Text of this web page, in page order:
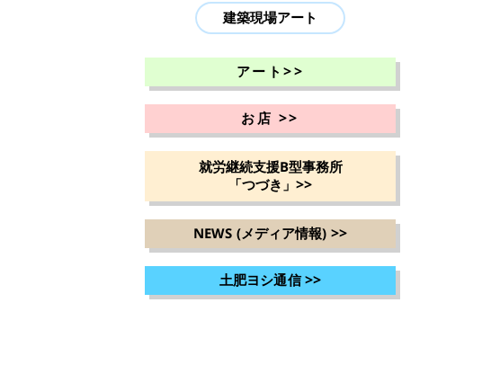
建築現場アート
アート>>
お店 >>
就労継続支援B型事務所
「つづき」 >>
NEWS (メディア情報) >>
土肥ヨシ通信>>